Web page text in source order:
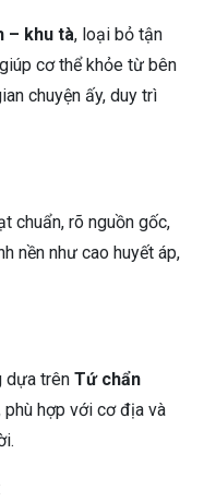
– khu tà, loại bỏ tận
cơ thể khỏe từ bên
chuyện ấy, duy trì
chuẩn, rõ nguồn gốc,
nền như cao huyết áp,
dựa trên Tứ chẩn
hợp với cơ địa và